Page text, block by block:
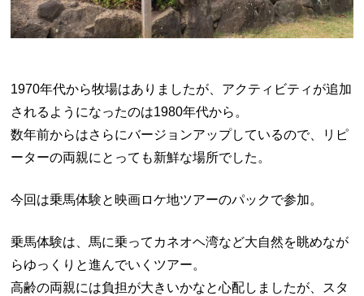
1970年代から牧場はありましたが、アクティビティが追加
されるようになったのは1980年代から。
数年前からはさらにバージョンアップしているので、リピ
ーターの両親にとっても新鮮な場所でした。
今回は乗馬体験と映画ロケ地ツアーのパックで参加。
乗馬体験は、馬に乗ってカネオヘ湾など大自然を眺めなが
らゆっくりと進んでいくツアー。
高齢の両親には負担が大きいかなと心配しましたが、スタ